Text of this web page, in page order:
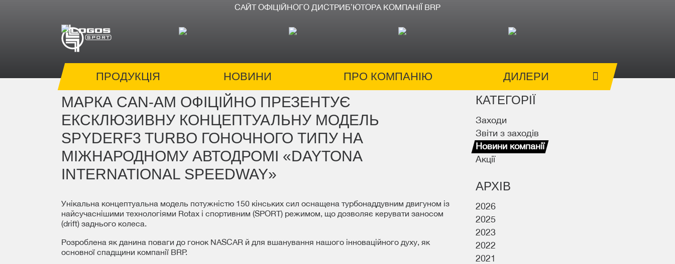
САЙТ ОФІЦІЙНОГО ДИСТРИБʼЮТОРА КОМПАНІЇ BRP
ПРОДУКЦІЯ НОВИНИ ПРО КОМПАНІЮ ДИЛЕРИ
МАРКА CAN-AM ОФІЦІЙНО ПРЕЗЕНТУЄ
ЕКСКЛЮЗИВНУ КОНЦЕПТУАЛЬНУ МОДЕЛЬ
SPYDERF3 TURBO ГОНОЧНОГО ТИПУ НА
МІЖНАРОДНОМУ АВТОДРОМІ «DAYTONA
INTERNATIONAL SPEEDWAY»
Унікальна концептуальна модель потужністю 150 кінських сил оснащена турбонаддувним двигуном із
найсучаснішими технологіями Rotax і спортивним (SPORT) режимом, що дозволяє керувати заносом
(drift) заднього колеса.
Розроблена як данина поваги до гонок NASCAR й для вшанування нашого інноваційного духу, як
основної спадщини компанії BRP.
КАТЕГОРІЇ
Заходи
Звіти з заходів
Новини компанії
Акції
АРХІВ
2026
2025
2023
2022
2021